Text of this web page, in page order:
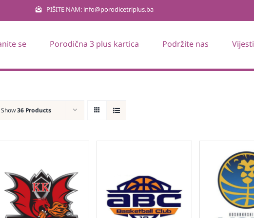
PIŠITE NAM: info@porodicetriplus.ba
se Porodična 3 plus kartica Podržite nas Vijesti
Show36 Products